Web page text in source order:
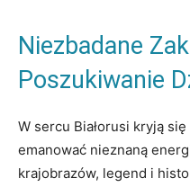
Niezbadane
Poszukiwanie
W sercu Białorusi kryją
emanować⁢ nieznaną
krajobrazów, legend i